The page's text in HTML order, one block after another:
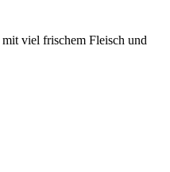
mit viel frischem Fleisch und